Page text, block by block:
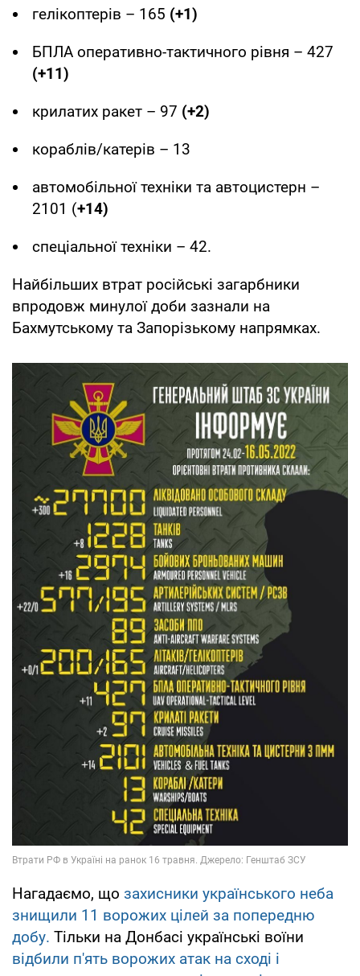
гелікоптерів – 165 (+1)
БПЛА оперативно-тактичного рівня – 427
(+11)
крилатих ракет – 97 (+2)
кораблів/катерів – 13
автомобільної техніки та автоцистерн –
2101 (+14)
спеціальної техніки – 42.
Найбільших втрат російські загарбники
впродовж минулої доби зазнали на
Бахмутському та Запорізькому напрямках.
Нагадаємо, що захисники українського неба
знищили 11 ворожих цілей за попередню
добу. Тільки на Донбасі українські воїни
відбили п'ять ворожих атак на сході і